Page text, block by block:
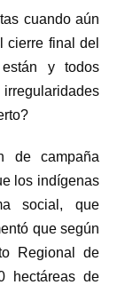
cuando aún
cierre final del
y todos
de campaña
los indígenas
social, que
ó que según
Regional de
hectáreas de